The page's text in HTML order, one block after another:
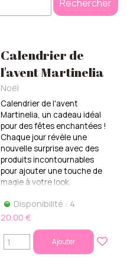
Rechercher
Calendrier de
l'avent Martinelia
Noël
Calendrier de l'avent
Martinelia, un cadeau idéal
pour des fêtes enchantées !
Chaque jour révèle une
nouvelle surprise avec des
produits incontournables
pour ajouter une touche de
magie à votre look.
Disponibilité : 4
20.00 €
Ajouter